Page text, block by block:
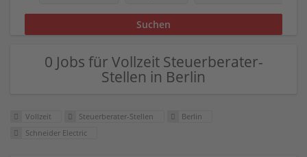
0 Jobs für Vollzeit Steuerberater-
Stellen in Berlin
Vollzeit Steuerberater-Stellen
Berlin
Schneider Electric